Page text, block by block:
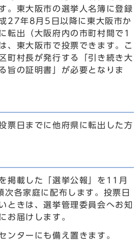
。東大阪市の選挙人名簿に登録
27年8月5日以降に東大阪市か
転出（大阪府内の市町村間で1
、東大阪市で投票できます。こ
町村長が発行する「引き続き大
旨の証明書」が必要となりま
票日までに他府県に転出した方
掲載した「選挙公報」を11月
次各家庭に配布します。投票日
ときは、選挙管理委員会へお知
お届けします。
ンターにも備え置きます。